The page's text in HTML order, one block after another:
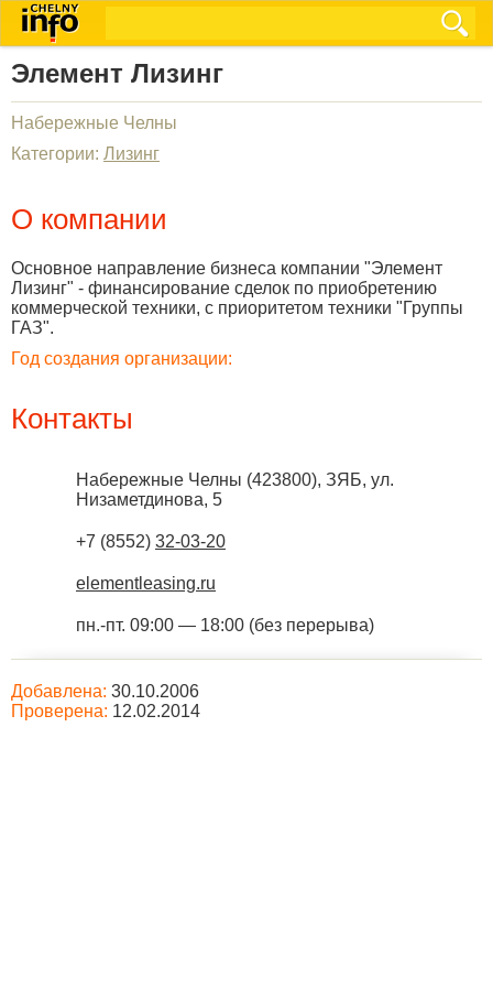
Элемент Лизинг
Набережные Челны
Категории: Лизинг
О компании
Основное направление бизнеса компании "Элемент
Лизинг" - финансирование сделок по приобретению
коммерческой техники, с приоритетом техники "Группы
ГАЗ".
Год создания организации:
Контакты
Набережные Челны (423800), ЗЯБ, ул.
Низаметдинова, 5
+7 (8552) 32-03-20
elementleasing.ru
пн.-пт. 09:00 — 18:00 (без перерыва)
Добавлена: 30.10.2006
Проверена: 12.02.2014